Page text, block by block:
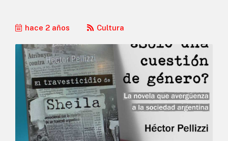
hace 2 años Cultura